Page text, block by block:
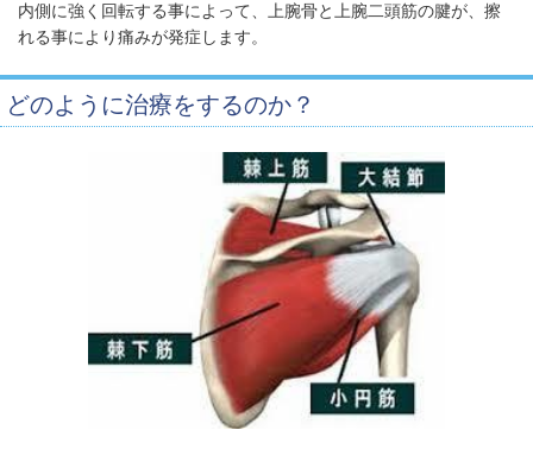
内側に強く回転する事によって、上腕骨と上腕二頭筋の腱が、擦
れる事により痛みが発症します。
どのように治療をするのか？